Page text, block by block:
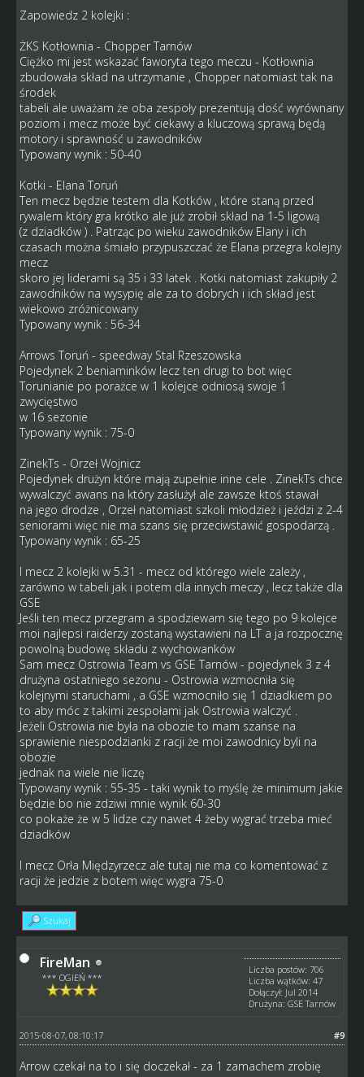
Zapowiedz 2 kolejki :
ŻKS Kotłownia - Chopper Tarnów
Ciężko mi jest wskazać faworyta tego meczu - Kotłownia
zbudowała skład na utrzymanie , Chopper natomiast tak na
środek
tabeli ale uważam że oba zespoły prezentują dość wyrównany
poziom i mecz może być ciekawy a kluczową sprawą będą
motory i sprawność u zawodników
Typowany wynik : 50-40
Kotki - Elana Toruń
Ten mecz będzie testem dla Kotków , które staną przed
rywalem który gra krótko ale już zrobił skład na 1-5 ligową
(z dziadków ) . Patrząc po wieku zawodników Elany i ich
czasach można śmiało przypuszczać że Elana przegra kolejny
mecz
skoro jej liderami są 35 i 33 latek . Kotki natomiast zakupiły 2
zawodników na wysypię ale za to dobrych i ich skład jest
wiekowo zróżnicowany
Typowany wynik : 56-34
Arrows Toruń - speedway Stal Rzeszowska
Pojedynek 2 beniaminków lecz ten drugi to bot więc
Torunianie po porażce w 1 kolejce odniosą swoje 1
zwycięstwo
w 16 sezonie
Typowany wynik : 75-0
ZinekTs - Orzeł Wojnicz
Pojedynek drużyn które mają zupełnie inne cele . ZinekTs chce
wywalczyć awans na który zasłużył ale zawsze ktoś stawał
na jego drodze , Orzeł natomiast szkoli młodzież i jeździ z 2-4
seniorami więc nie ma szans się przeciwstawić gospodarzą .
Typowany wynik : 65-25
I mecz 2 kolejki w 5.31 - mecz od którego wiele zależy ,
zarówno w tabeli jak i potem dla innych meczy , lecz także dla
GSE
Jeśli ten mecz przegram a spodziewam się tego po 9 kolejce
moi najlepsi raiderzy zostaną wystawieni na LT a ja rozpocznę
powolną budowę składu z wychowanków
Sam mecz Ostrowia Team vs GSE Tarnów - pojedynek 3 z 4
drużyna ostatniego sezonu - Ostrowia wzmocniła się
kolejnymi staruchami , a GSE wzmocniło się 1 dziadkiem po
to aby móc z takimi zespołami jak Ostrowia walczyć .
Jeżeli Ostrowia nie była na obozie to mam szanse na
sprawienie niespodzianki z racji że moi zawodnicy byli na
obozie
jednak na wiele nie liczę
Typowany wynik : 55-35 - taki wynik to myślę że minimum jakie
będzie bo nie zdziwi mnie wynik 60-30
co pokaże że w 5 lidze czy nawet 4 żeby wygrać trzeba mieć
dziadków
I mecz Orła Międzyrzecz ale tutaj nie ma co komentować z
racji że jedzie z botem więc wygra 75-0
Szukaj
FireMan
*** OGIEŃ ***
Liczba postów: 706
Liczba wątków: 47
Dołączył: Jul 2014
Drużyna: GSE Tarnów
#9
2015-08-07, 08:10:17
Arrow czekał na to i się doczekał - za 1 zamachem zrobię